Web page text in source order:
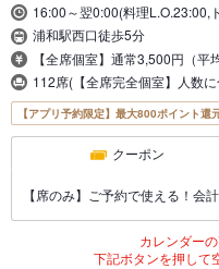
16:00～翌0:00(料理L.O.23:00,
浦和駅西口徒歩5分
【全席個室】通常3,500円（
112席(【全席完全個室】人数
【アプリ予約限定】最大800ポイント還
クーポン
【席のみ】ご予約で使える！会
カレンダー
下記ボタンを押して